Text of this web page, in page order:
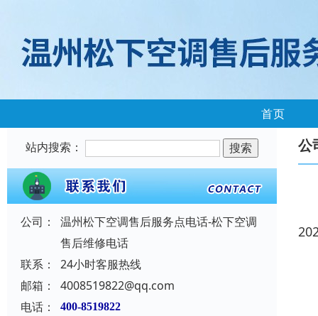
首页
站内搜索：
公司：
温州松下空调售后服务点电话-松下空调
售后维修电话
联系：
24小时客服热线
邮箱：
4008519822@qq.com
电话：
400-8519822
公